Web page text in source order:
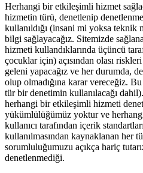
Herhangi bir etkileşimli hizmet
hizmetin türü, denetlenip
kullanıldığı (insani mi yoksa teknik
bilgi sağlayacağız. Sitemizde
hizmeti kullandıklarında üçüncü
çocuklar için) açısından olası
geleni yapacağız ve her durumda,
olup olmadığına karar vereceğiz.
tür bir denetimin kullanılacağı
herhangi bir etkileşimli hizmeti
yükümlülüğümüz yoktur ve
kullanıcı tarafından içerik
kullanılmasından kaynaklanan her
sorumluluğumuzu açıkça hariç
denetlenmediği.